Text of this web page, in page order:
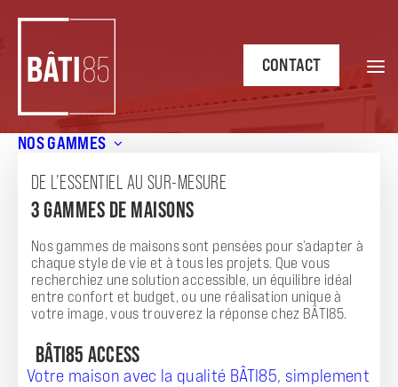
NOS GAMMES
DE L’ESSENTIEL AU SUR-MESURE
3 GAMMES DE MAISONS
Nos gammes de maisons sont pensées pour s’adapter à
chaque style de vie et à tous les projets. Que vous
recherchiez une solution accessible, un équilibre idéal
entre confort et budget, ou une réalisation unique à
votre image, vous trouverez la réponse chez BÂTI85.
BÂTI85 ACCESS
Votre maison avec la qualité BÂTI85, simplement
CONTACT
d’une superficie de 72.7 m² à L’Aiguillon-sur-Vie
ANNONCE
VIVRE EN SÉRÉNITÉ : MAISON DE 4 PIÈCES
D'UNE SUPERFICIE DE 72.7 M² À L'AIGUILLON-
SUR-VIE